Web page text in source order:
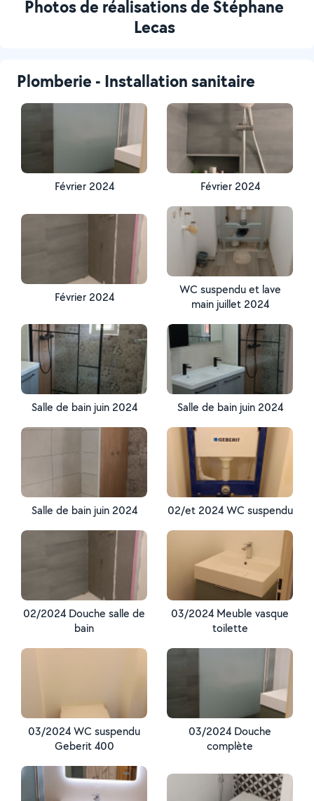
Photos de réalisations de Stéphane
Lecas
Plomberie - Installation sanitaire
Février 2024 Février 2024
Février 2024
WC suspendu et lave
main juillet 2024
Salle de bain juin 2024 Salle de bain juin 2024
Salle de bain juin 2024 02/et 2024 WC suspendu
02/2024 Douche salle de
bain
03/2024 Meuble vasque
toilette
03/2024 WC suspendu
Geberit 400
03/2024 Douche
complète